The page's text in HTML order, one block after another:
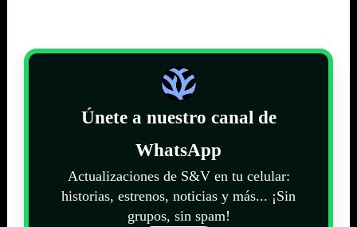
Únete a nuestro canal de
WhatsApp
Actualizaciones de S&V en tu celular:
historias, estrenos, noticias y más... ¡Sin
grupos, sin spam!